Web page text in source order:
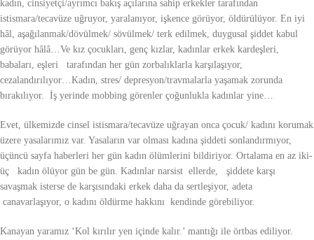
kadın, cinsiyetçi/ayrımcı bakış açılarına sahip erkekler tarafından
istismara/tecavüze uğruyor, yaralanıyor, işkence görüyor, öldürülüyor. En iyi
hâl, aşağılanmak/dövülmek/ sövülmek/ terk edilmek, duygusal şiddet kabul
görüyor hâlâ…Ve kız çocukları, genç kızlar, kadınlar erkek kardeşleri,
babaları, eşleri tarafından her gün zorbalıklarla karşılaşıyor,
cezalandırılıyor…Kadın, stres/ depresyon/travmalarla yaşamak zorunda
bırakılıyor. İş yerinde mobbing görenler çoğunlukla kadınlar yine…
Evet, ülkemizde cinsel istismara/tecavüze uğrayan onca çocuk/ kadını korumak
üzere yasalarımız var. Yasaların var olması kadına şiddeti sonlandırmıyor,
üçüncü sayfa haberleri her gün kadın ölümlerini bildiriyor. Ortalama en az iki-
üç kadın ölüyor gün be gün. Kadınlar narsist ellerde, şiddete karşı
savaşmak isterse de karşısındaki erkek daha da sertleşiyor, adeta
canavarlaşıyor, o kadını öldürme hakkını kendinde görebiliyor.
Kanayan yaramız ‘Kol kırılır yen içinde kalır.’ mantığı ile örtbas ediliyor.